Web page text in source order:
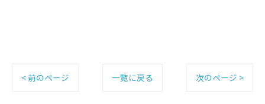
< 前のページ 一覧に戻る 次のページ >